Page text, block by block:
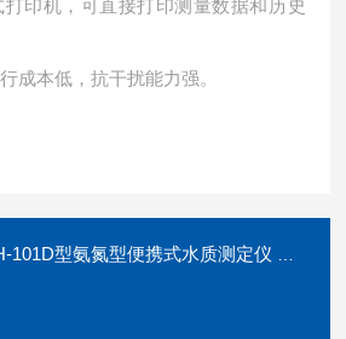
印机，可直接打印测量数据和历史
成本低，抗干扰能力强。
型氨氮型便携式水质测定仪 水样化学指标检测